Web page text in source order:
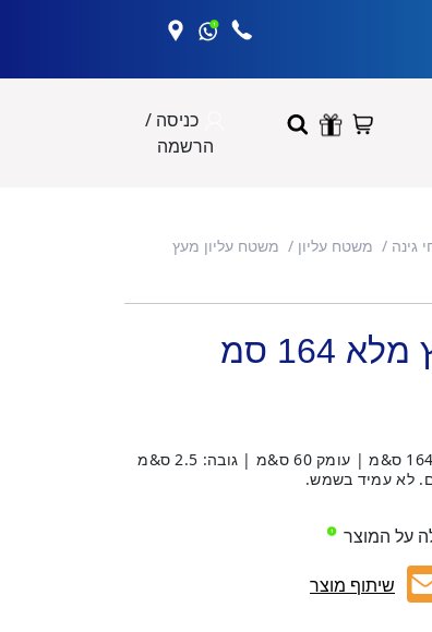
כניסה /
הרשמה
גינה משטח עליון משטח עליון מעץ
164 סמ
סוג עץ: אפר גוון עץ: חום אגוז מידות: אורך 164 ס&מ | עומק 60 ס&מ | גובה: 2.5 ס&מ
על המוצר
שיתוף מוצר